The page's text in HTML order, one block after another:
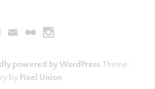
powered by WordPressTheme:
by Pixel Union.